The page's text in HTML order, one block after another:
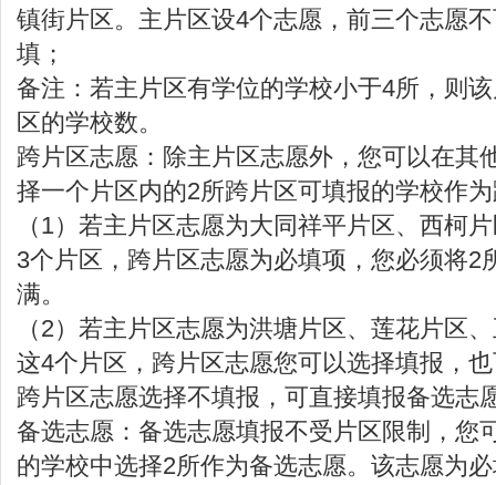
镇街片区。主片区设4个志愿，前三个志愿
填；
备注：若主片区有学位的学校小于4所，则
区的学校数。
跨片区志愿：除主片区志愿外，您可以在其
择一个片区内的2所跨片区可填报的学校作
（1）若主片区志愿为大同祥平片区、西柯
3个片区，跨片区志愿为必填项，您必须将2
满。
（2）若主片区志愿为洪塘片区、莲花片区
这4个片区，跨片区志愿您可以选择填报，
跨片区志愿选择不填报，可直接填报备选志
备选志愿：备选志愿填报不受片区限制，您
的学校中选择2所作为备选志愿。该志愿为